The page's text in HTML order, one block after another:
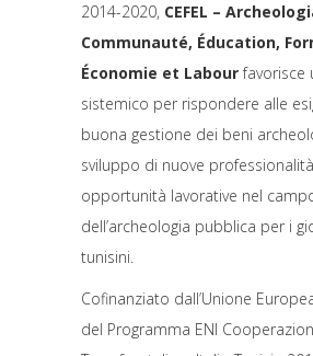
2014-2020, CEFEL –
Communauté, Éducation,
Économie et Labourfavorisce
sistemico per rispondere alle
buona gestione dei beni
sviluppo di nuove
opportunità lavorative nel
dell’archeologia pubblica per i
tunisini.
Cofinanziato dall’Unione
del Programma ENI